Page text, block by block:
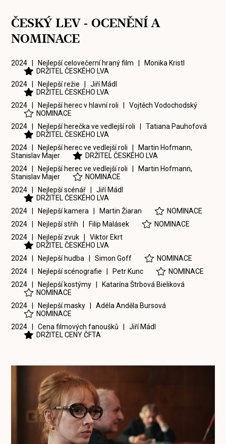
ČESKÝ LEV - OCENĚNÍ A
NOMINACE
2024 | Nejlepší celovečerní hraný film | Monika Kristl
DRŽITEL ČESKÉHO LVA
2024 | Nejlepší režie |Jiří Mádl
DRŽITEL ČESKÉHO LVA
2024 | Nejlepší herec v hlavní roli |Vojtěch Vodochodský
NOMINACE
2024 | Nejlepší herečka ve vedlejší roli |Tatiana Pauhofová
DRŽITEL ČESKÉHO LVA
2024 | Nejlepší herec ve vedlejší roli | Martin Hofmann,
Stanislav Majer
DRŽITEL ČESKÉHO LVA
2024 | Nejlepší herec ve vedlejší roli | Martin Hofmann,
Stanislav Majer
NOMINACE
2024 | Nejlepší scénář |Jiří Mádl
DRŽITEL ČESKÉHO LVA
2024 | Nejlepší kamera | Martin Žiaran
NOMINACE
2024 | Nejlepší střih | Filip Malásek
NOMINACE
2024 | Nejlepší zvuk |Viktor Ekrt
DRŽITEL ČESKÉHO LVA
2024 | Nejlepší hudba |Simon Goff
NOMINACE
2024 | Nejlepší scénografie | Petr Kunc
NOMINACE
2024 | Nejlepší kostýmy | Katarína Štrbová Bieliková
NOMINACE
2024 | Nejlepší masky |Adéla Anděla Bursová
NOMINACE
2024 | Cena filmových fanoušků |Jiří Mádl
DRŽITEL CENY ČFTA